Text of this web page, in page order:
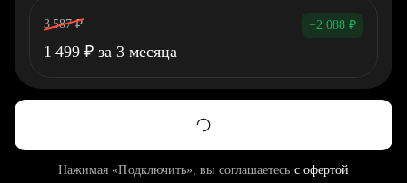
3 587 ₽ −2 088 ₽
1 499 ₽ за 3 месяца
Нажимая «Подключить», вы соглашаетесь с офертой